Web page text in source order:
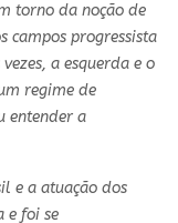
torno da noção de
campos progressista
a esquerda e o
regime de
entender a
e a atuação dos
e foi se